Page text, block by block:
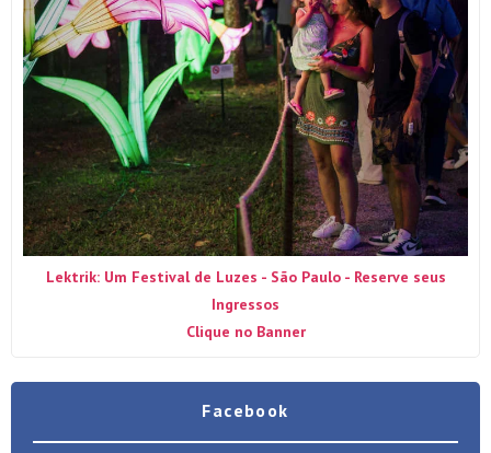
Lektrik: Um Festival de Luzes - São Paulo - Reserve seus
Ingressos
Clique no Banner
Facebook